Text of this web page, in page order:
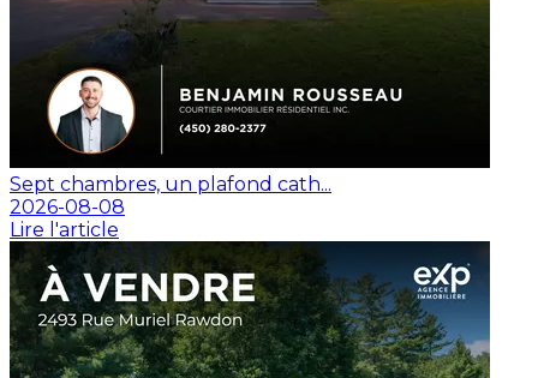
Sept chambres, un plafond cath...
2026-08-08
Lire l'article